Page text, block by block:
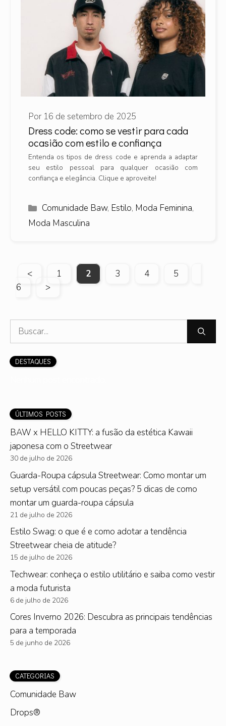
Dress code: como se vestir para cada
ocasião com estilo e confiança
Por 16 de setembro de 2025
Entenda os tipos de dress code e aprenda a adaptar
seu estilo pessoal para qualquer ocasião com
confiança e elegância. Clique e aproveite!
Categorias
Comunidade Baw, Estilo, Moda Feminina,
Moda Masculina
< Page
1 Page
2 Page
3 Page
4 Page
5
6
>
Pesquisar
DESTAQUES
ÚLTIMOS POSTS
BAW x HELLO KITTY: a fusão da estética Kawaii
japonesa com o Streetwear
30 de julho de 2026
Guarda-Roupa cápsula Streetwear: Como montar um
setup versátil com poucas peças? 5 dicas de como
montar um guarda-roupa cápsula
21 de julho de 2026
Estilo Swag: o que é e como adotar a tendência
Streetwear cheia de atitude?
15 de julho de 2026
Techwear: conheça o estilo utilitário e saiba como vestir
a moda futurista
6 de julho de 2026
Cores Inverno 2026: Descubra as principais tendências
para a temporada
5 de junho de 2026
CATEGORIAS
Comunidade Baw
Drops®